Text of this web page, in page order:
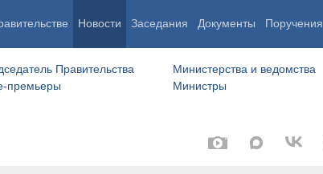
Новости Заседания Документы Поручения
Правительства
премьеры
Министерства и ведомства
Министры